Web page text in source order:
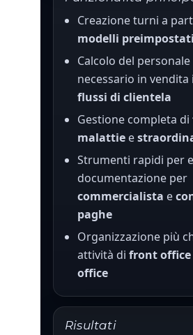
Creazione turni a
modelli preimpostati
Calcolo del personale
necessario in vendita
flussi di clientela
Gestione completa di
malattie e
Strumenti rapidi per
documentazione per
commercialista e
paghe
Organizzazione più
attività di front office
office
Risultati